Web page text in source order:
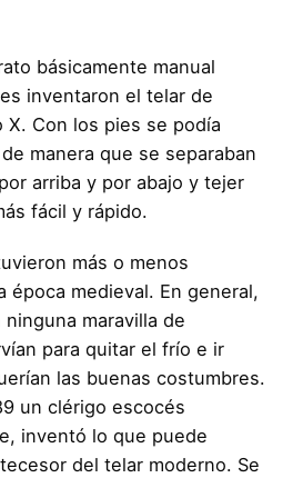
básicamente manual
inventaron el telar de
X. Con los pies se podía
manera que se separaban
arriba y por abajo y tejer
fácil y rápido.
más o menos
época medieval. En general,
maravilla de
para quitar el frío e ir
las buenas costumbres.
un clérigo escocés
inventó lo que puede
del telar moderno. Se